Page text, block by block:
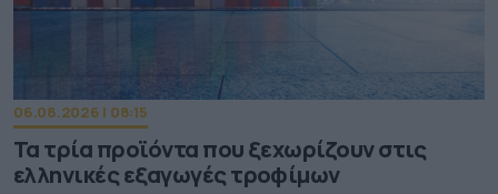
06.08.2026 | 08:15
Τα τρία προϊόντα που ξεχωρίζουν στις
ελληνικές εξαγωγές τροφίμων